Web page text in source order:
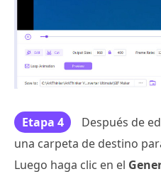
Etapa 4
Después de
una carpeta de destino
Luego haga clic en el